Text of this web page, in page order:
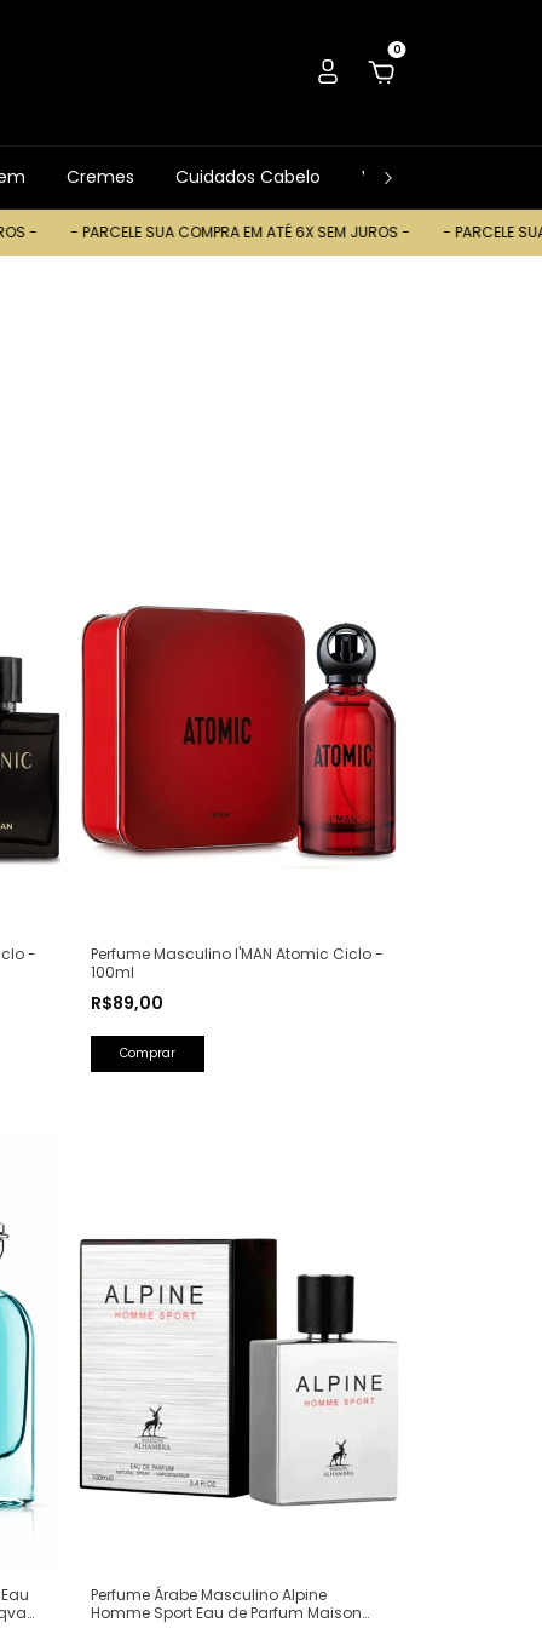
0
Cremes Cuidados Cabelo Ver Tudo
- PARCELE SUA COMPRA EM ATÉ 6X SEM JUROS - - PARCELE SUA
-
Perfume Masculino I'MAN Atomic Ciclo -
100ml
R$89,00
Perfume Árabe Masculino Alpine
Homme Sport Eau de Parfum Maison